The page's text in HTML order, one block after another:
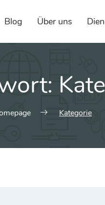
Blog Über uns
Kategorie